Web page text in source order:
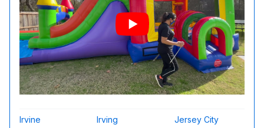
Irvine Irving
Jersey City